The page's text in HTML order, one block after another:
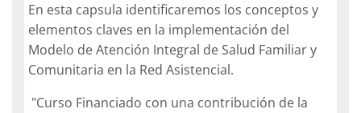
En esta capsula identificaremos los conceptos y
elementos claves en la implementación del
Modelo de Atención Integral de Salud Familiar y
Comunitaria en la Red Asistencial.
"Curso Financiado con una contribución de la